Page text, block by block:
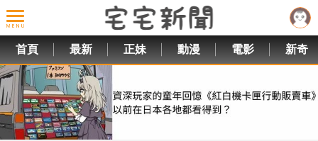
首頁 最新 正妹 動漫 電影 新奇